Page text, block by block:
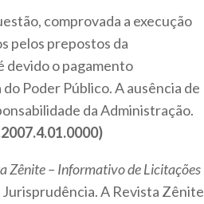
comprovada a execução
pelos prepostos da
devido o pagamento
Poder Público. A ausência de
da Administração.
Zênite – Informativo de Licitações
A Revista Zênite